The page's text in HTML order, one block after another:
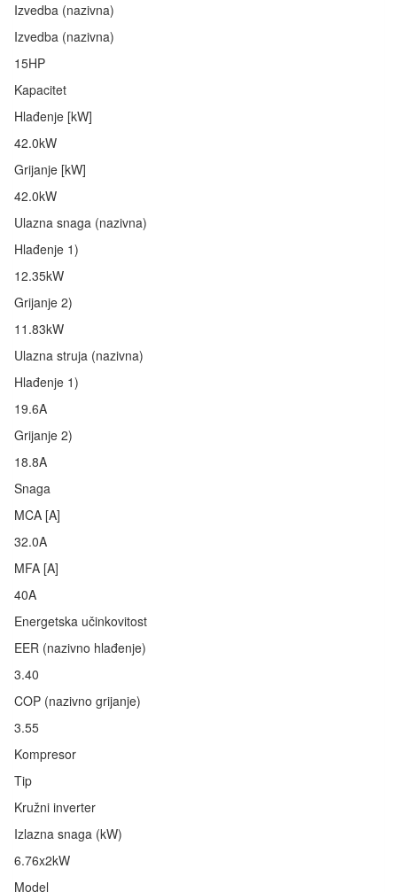
Izvedba (nazivna)
Izvedba (nazivna)
15HP
Kapacitet
Hlađenje [kW]
42.0kW
Grijanje [kW]
42.0kW
Ulazna snaga (nazivna)
Hlađenje 1)
12.35kW
Grijanje 2)
11.83kW
Ulazna struja (nazivna)
Hlađenje 1)
19.6A
Grijanje 2)
18.8A
Snaga
MCA [A]
32.0A
MFA [A]
40A
Energetska učinkovitost
EER (nazivno hlađenje)
3.40
COP (nazivno grijanje)
3.55
Kompresor
Tip
Kružni inverter
Izlazna snaga (kW)
6.76x2kW
Model